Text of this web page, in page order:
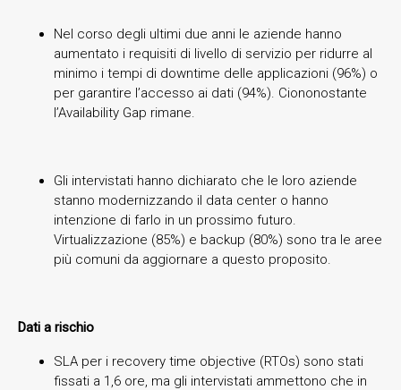
Nel corso degli ultimi due anni le aziende hanno
aumentato i requisiti di livello di servizio per ridurre al
minimo i tempi di downtime delle applicazioni (96%) o
per garantire l’accesso ai dati (94%). Ciononostante
l’Availability Gap rimane.
Gli intervistati hanno dichiarato che le loro aziende
stanno modernizzando il data center o hanno
intenzione di farlo in un prossimo futuro.
Virtualizzazione (85%) e backup (80%) sono tra le aree
più comuni da aggiornare a questo proposito.
Dati a rischio
SLA per i recovery time objective (RTOs) sono stati
fissati a 1,6 ore, ma gli intervistati ammettono che in